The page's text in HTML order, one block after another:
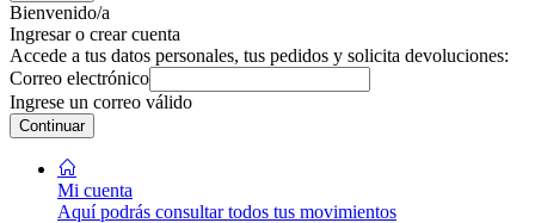
Bienvenido/a
Ingresar o crear cuenta
Accede a tus datos personales, tus pedidos y solicita devoluciones:
Correo electrónico
Ingrese un correo válido
Continuar
Mi cuenta
Aquí podrás consultar todos tus movimientos